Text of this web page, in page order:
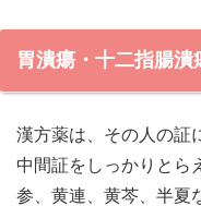
胃潰瘍・十二指腸潰
漢方薬は、その人の証
中間証をしっかりと
参、黄連、黄芩、半夏